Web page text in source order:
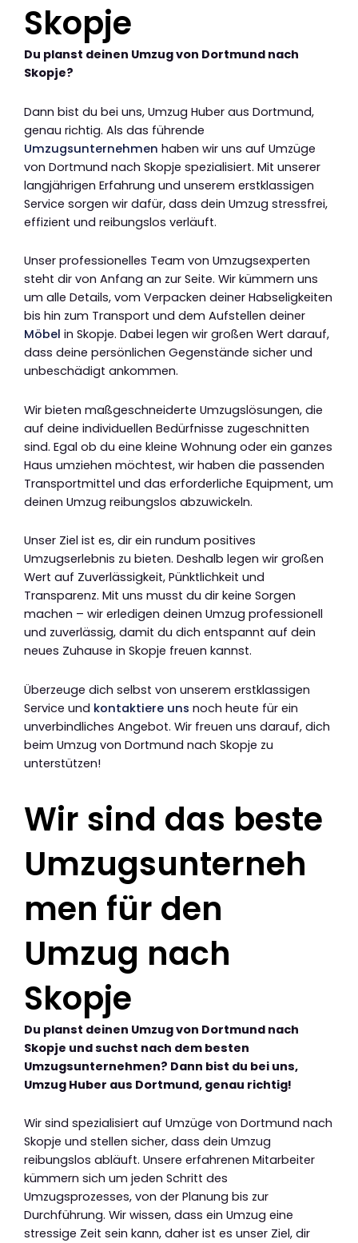
Skopje
Du planst deinen Umzug von Dortmund nach
Skopje?
Dann bist du bei uns, Umzug Huber aus Dortmund,
genau richtig. Als das führende
Umzugsunternehmen haben wir uns auf Umzüge
von Dortmund nach Skopje spezialisiert. Mit unserer
langjährigen Erfahrung und unserem erstklassigen
Service sorgen wir dafür, dass dein Umzug stressfrei,
effizient und reibungslos verläuft.
Unser professionelles Team von Umzugsexperten
steht dir von Anfang an zur Seite. Wir kümmern uns
um alle Details, vom Verpacken deiner Habseligkeiten
bis hin zum Transport und dem Aufstellen deiner
Möbel in Skopje. Dabei legen wir großen Wert darauf,
dass deine persönlichen Gegenstände sicher und
unbeschädigt ankommen.
Wir bieten maßgeschneiderte Umzugslösungen, die
auf deine individuellen Bedürfnisse zugeschnitten
sind. Egal ob du eine kleine Wohnung oder ein ganzes
Haus umziehen möchtest, wir haben die passenden
Transportmittel und das erforderliche Equipment, um
deinen Umzug reibungslos abzuwickeln.
Unser Ziel ist es, dir ein rundum positives
Umzugserlebnis zu bieten. Deshalb legen wir großen
Wert auf Zuverlässigkeit, Pünktlichkeit und
Transparenz. Mit uns musst du dir keine Sorgen
machen – wir erledigen deinen Umzug professionell
und zuverlässig, damit du dich entspannt auf dein
neues Zuhause in Skopje freuen kannst.
Überzeuge dich selbst von unserem erstklassigen
Service und kontaktiere uns noch heute für ein
unverbindliches Angebot. Wir freuen uns darauf, dich
beim Umzug von Dortmund nach Skopje zu
unterstützen!
Wir sind das beste
Umzugsunterneh
men für den
Umzug nach
Skopje
Du planst deinen Umzug von Dortmund nach
Skopje und suchst nach dem besten
Umzugsunternehmen? Dann bist du bei uns,
Umzug Huber aus Dortmund, genau richtig!
Wir sind spezialisiert auf Umzüge von Dortmund nach
Skopje und stellen sicher, dass dein Umzug
reibungslos abläuft. Unsere erfahrenen Mitarbeiter
kümmern sich um jeden Schritt des
Umzugsprozesses, von der Planung bis zur
Durchführung. Wir wissen, dass ein Umzug eine
stressige Zeit sein kann, daher ist es unser Ziel, dir